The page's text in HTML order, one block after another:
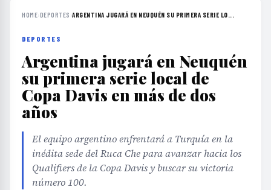
HOME›DEPORTES ›ARGENTINA JUGARÁ EN NEUQUÉN SU PRIMERA SERIE LO...
DEPORTES
Argentina jugará en Neuquén
su primera serie local de
Copa Davis en más de dos
años
El equipo argentino enfrentará a Turquía en la
inédita sede del Ruca Che para avanzar hacia los
Qualifiers de la Copa Davis y buscar su victoria
número 100.